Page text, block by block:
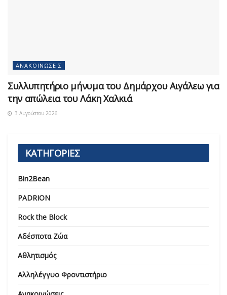
ΑΝΑΚΟΙΝΏΣΕΙΣ
Συλλυπητήριο μήνυμα του Δημάρχου Αιγάλεω για
την απώλεια του Λάκη Χαλκιά
3 Αυγούστου 2026
ΚΑΤΗΓΟΡΙΕΣ
Bin2Bean
PADRION
Rock the Block
Αδέσποτα Ζώα
Αθλητισμός
Αλληλέγγυο Φροντιστήριο